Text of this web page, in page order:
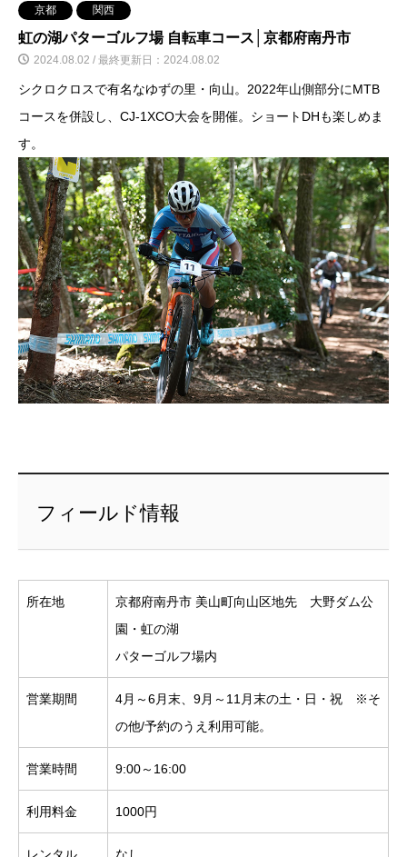
京都 関西
虹の湖パターゴルフ場 自転車コース│京都府南丹市
2024.08.02 / 最終更新日：2024.08.02
シクロクロスで有名なゆずの里・向山。2022年山側部分にMTB
コースを併設し、CJ-1XCO大会を開催。ショートDHも楽しめま
す。
フィールド情報
所在地
京都府南丹市 美山町向山区地先 大野ダム公
園・虹の湖
パターゴルフ場内
営業期間
4月～6月末、9月～11月末の土・日・祝 ※そ
の他/予約のうえ利用可能。
営業時間 9:00～16:00
利用料金 1000円
レンタル
なし